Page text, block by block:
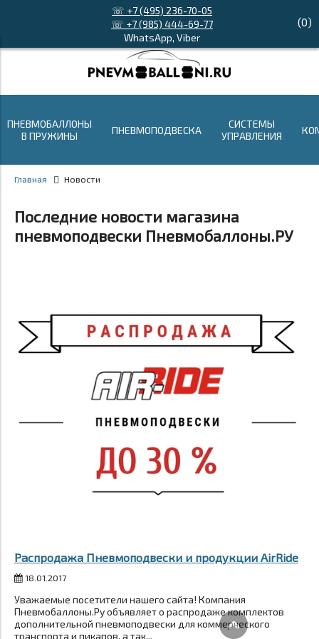
☏ +7 (495) 236-70-05
☏ +7 (985) 444-69-77
WhatsApp, Viber
(0)
ПНЕВМОБАЛЛОНЫ
В ПРУЖИНЫ
ПНЕВМОПОДВЕСКА
СИСТЕМЫ
УПРАВЛЕНИЯ
Главная Новости
Последние новости магазина
пневмоподвески Пневмобаллоны.РУ
Распродажа Пневмоподвески и продукции AirRide
18.01.2017
Уважаемые посетители нашего сайта! Компания
Пневмобаллоны.Ру объявляет о распродаже комплектов
дополнительной пневмоподвески для коммерческого
транспорта и пикапов, а так...